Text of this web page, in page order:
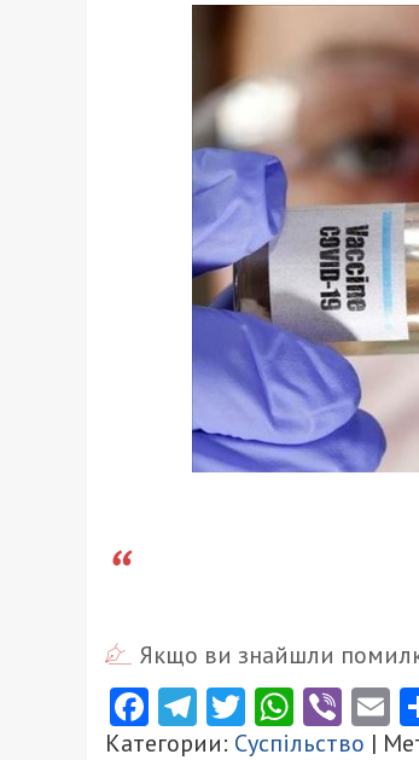
Якщо ви знайшли
Facebook
Telegram
Twitter
Категории: Суспільство |